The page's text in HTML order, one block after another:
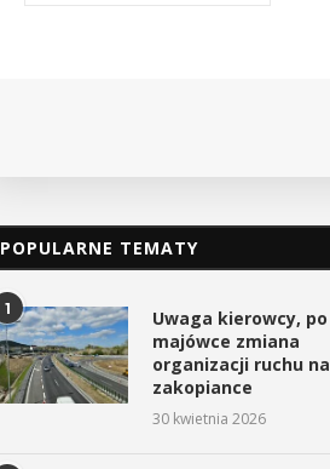
POPULARNE TEMATY
1
Uwaga kierowcy, po
majówce zmiana
organizacji ruchu na
zakopiance
30 kwietnia 2026